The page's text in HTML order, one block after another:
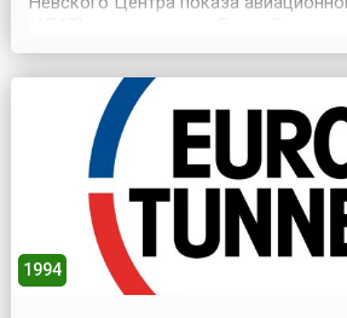
авиации И.Н. Кожедуба.У полка
воздушных парадах над Красной
воздушных пр...
1994